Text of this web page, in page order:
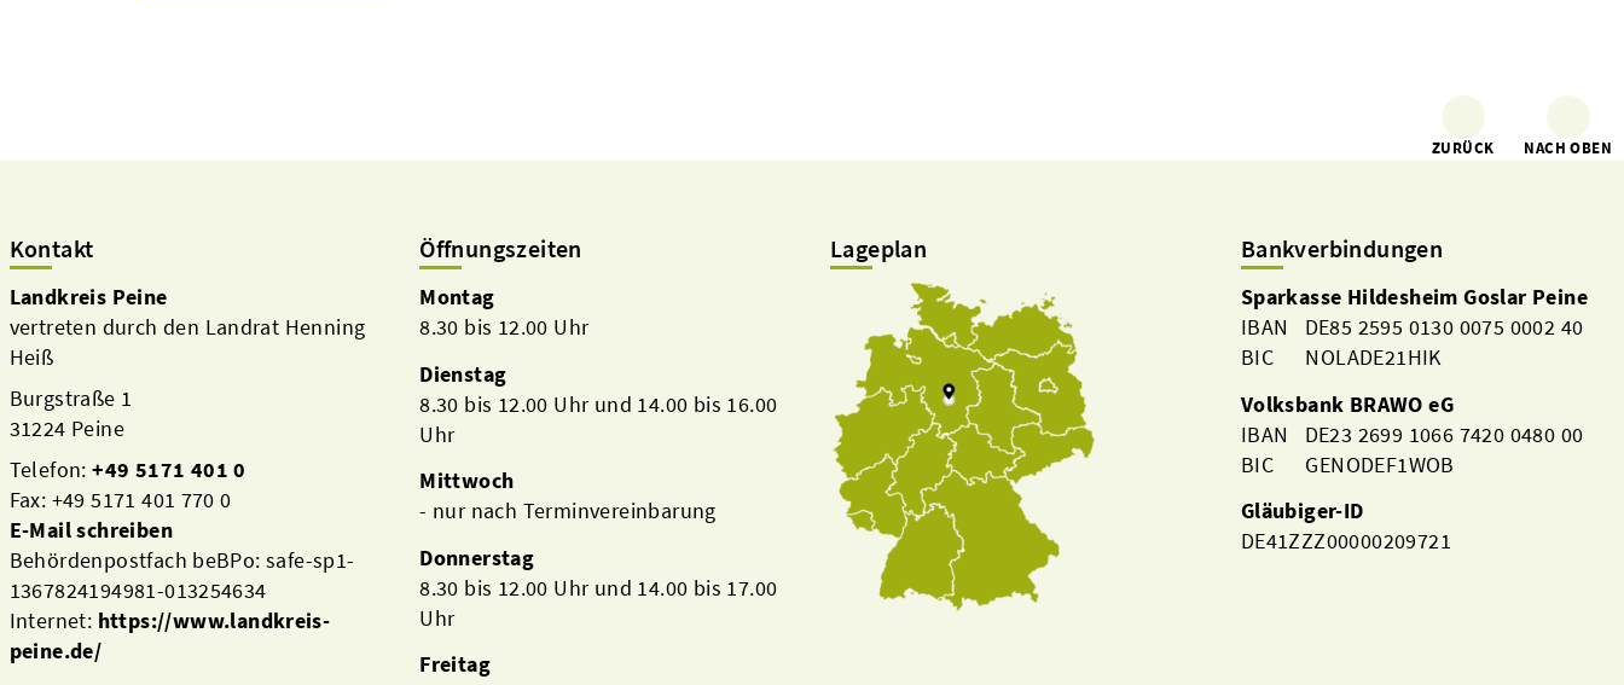
ZURÜCK NACH OBEN
Kontakt
Landkreis Peine
vertreten durch den Landrat Henning
Heiß
Burgstraße 1
31224 Peine
Telefon:+49 5171 401 0
Fax: +49 5171 401 770 0
E-Mail schreiben
Behördenpostfach beBPo: safe-sp1-
1367824194981-013254634
Internet: https://www.landkreis-
peine.de/
Öffnungszeiten
Montag
8.30 bis 12.00 Uhr
Dienstag
8.30 bis 12.00 Uhr und 14.00 bis 16.00
Uhr
Mittwoch
- nur nach Terminvereinbarung
Donnerstag
8.30 bis 12.00 Uhr und 14.00 bis 17.00
Uhr
Freitag
Lageplan Bankverbindungen
Sparkasse Hildesheim Goslar Peine
IBAN DE85 2595 0130 0075 0002 40
BIC NOLADE21HIK
Volksbank BRAWO eG
IBAN DE23 2699 1066 7420 0480 00
BIC GENODEF1WOB
Gläubiger-ID
DE41ZZZ00000209721